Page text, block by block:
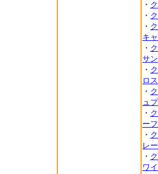
・
・
・
キ
・
サ
・
ロ
・
ュ
・
ーフ
・
レ
・
ワ